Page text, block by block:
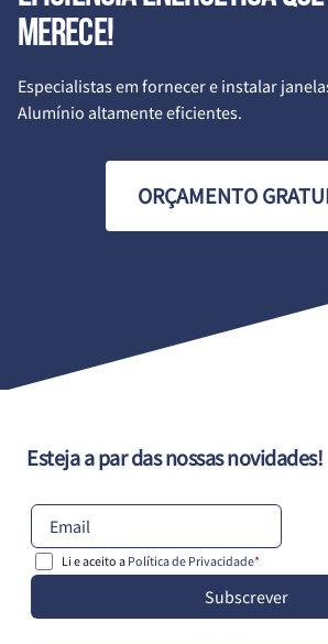
merece!
Especialistas em fornecer e instalar
Alumínio altamente eficientes.
ORÇAMENTO
Esteja a par das nossas novidades!
Li e aceito a Política de Privacidade*
Subscrever